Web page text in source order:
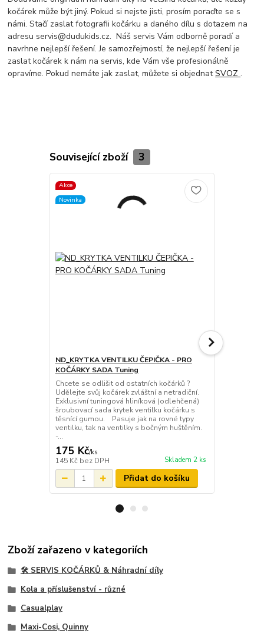
kočárek může být jiný. Pokud si nejste jisti, prosím poraďte se s
námi. Stačí zaslat fotografii kočárku a daného dílu s dotazem na
adresu servis@dudukids.cz. Náš servis Vám odborně poradí a
navrhne nejlepší řešení. Je samozřejmostí, že nejlepší řešení je
zaslat kočárek k nám na servis, kde Vám vše profesionálně
opravíme. Pokud nemáte jak zaslat, můžete si objednatSVOZ.
Související zboží 3
Akce
Novinka
ND_KRYTKA VENTILKU ČEPIČKA - PRO
KOČÁRKY SADA Tuning
Chcete se odlišit od ostatních kočárků ?
Udělejte svůj kočárek zvláštní a netradiční.
Exklusivní tuningová hliníková (odlehčená)
šroubovací sada krytek ventilku kočárku s
těsnící gumou. Pasuje jak na rovné typy
ventilku, tak na ventilky s bočným huštěním.
-...
175 Kč/ks
145 Kč bez DPH Skladem 2 ks
Přidat do košíku
Zboží zařazeno v kategoriích
🛠️ SERVIS KOČÁRKŮ & Náhradní díly
Kola a příslušenství - různé
Casualplay
Maxi-Cosi, Quinny